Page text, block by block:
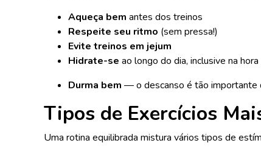
Aqueça bem antes dos treinos
Respeite seu ritmo (sem pressa!)
Evite treinos em jejum
Hidrate-se ao longo do dia, inclusive na
Durma bem — o descanso é tão importante
Tipos de Exercícios
Uma rotina equilibrada mistura vários tipos de